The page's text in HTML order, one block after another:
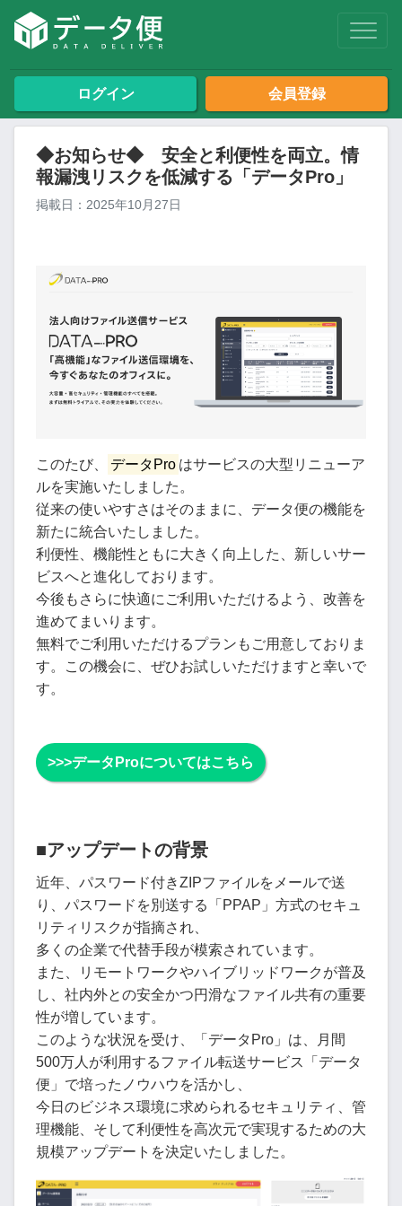
ログイン 会員登録
◆お知らせ◆ 安全と利便性を両立。情
報漏洩リスクを低減する「データPro」
掲載日：2025年10月27日
このたび、 データPro はサービスの大型リニューア
ルを実施いたしました。
従来の使いやすさはそのままに、データ便の機能を
新たに統合いたしました。
利便性、機能性ともに大きく向上した、新しいサー
ビスへと進化しております。
今後もさらに快適にご利用いただけるよう、改善を
進めてまいります。
無料でご利用いただけるプランもご用意しておりま
す。この機会に、ぜひお試しいただけますと幸いで
す。
>>>データProについてはこちら
■アップデートの背景
近年、パスワード付きZIPファイルをメールで送
り、パスワードを別送する「PPAP」方式のセキュ
リティリスクが指摘され、
多くの企業で代替手段が模索されています。
また、リモートワークやハイブリッドワークが普及
し、社内外との安全かつ円滑なファイル共有の重要
性が増しています。
このような状況を受け、「データPro」は、月間
500万人が利用するファイル転送サービス「データ
便」で培ったノウハウを活かし、
今日のビジネス環境に求められるセキュリティ、管
理機能、そして利便性を高次元で実現するための大
規模アップデートを決定いたしました。